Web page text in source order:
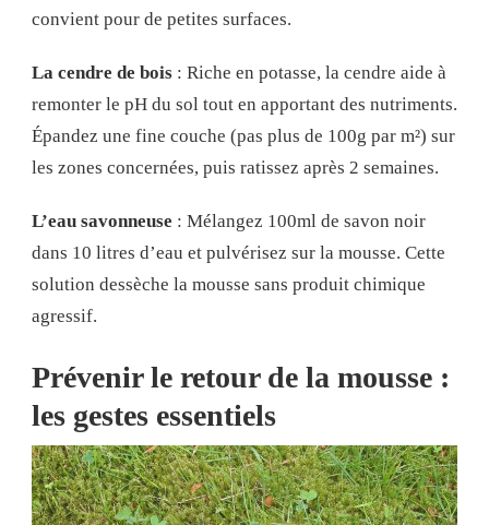
convient pour de petites surfaces.
La cendre de bois : Riche en potasse, la cendre aide à
remonter le pH du sol tout en apportant des nutriments.
Épandez une fine couche (pas plus de 100g par m²) sur
les zones concernées, puis ratissez après 2 semaines.
L’eau savonneuse : Mélangez 100ml de savon noir
dans 10 litres d’eau et pulvérisez sur la mousse. Cette
solution dessèche la mousse sans produit chimique
agressif.
Prévenir le retour de la mousse :
les gestes essentiels